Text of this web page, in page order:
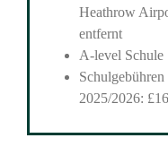
Heathrow
entfernt
A-level Schule
2025/2026: